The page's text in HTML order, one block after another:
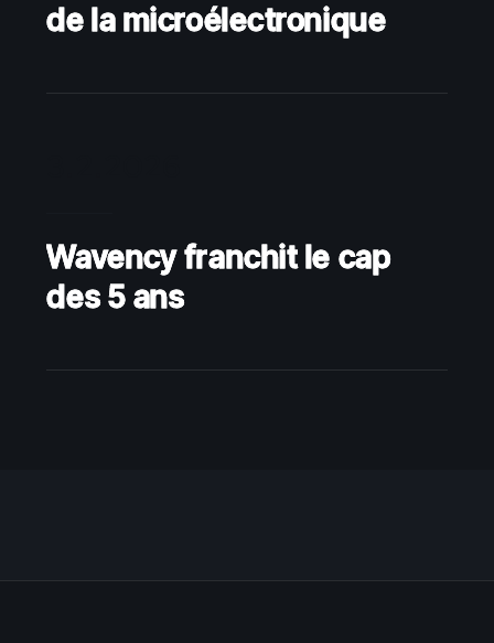
de la microélectronique
Wavency franchit le cap
des 5 ans